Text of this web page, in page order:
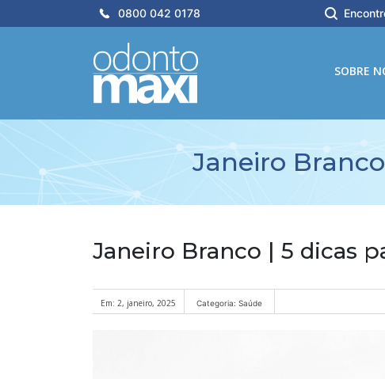
0800 042 0178
SOBRE
Janeiro
Janeiro Branco | 5 dicas
Em: 2, janeiro, 2025 Categoria: Saúde